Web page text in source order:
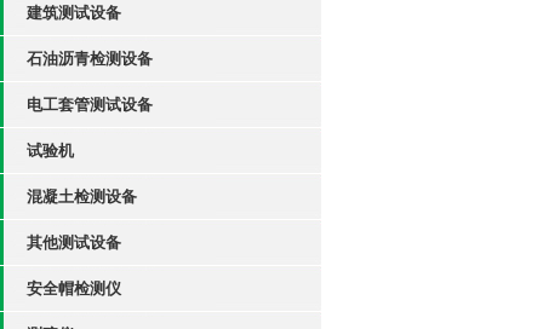
建筑测试设备
石油沥青检测设备
电工套管测试设备
试验机
混凝土检测设备
其他测试设备
安全帽检测仪